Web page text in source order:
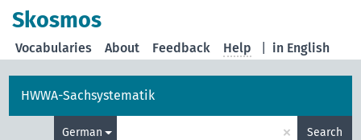
Skosmos
in English
Vocabularies About Feedback Help
HWWA-Sachsystematik
German × Search